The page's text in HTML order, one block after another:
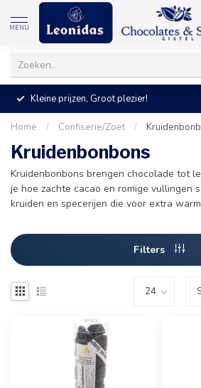
MENU
Kleine prijzen, Groot plezier!
Home / Confiserie/Zoet /
Kruidenbonbons
Kruidenbonbons brengen chocolade tot
je hoe zachte cacao en romige vullingen
kruiden en specerijen die voor extra
Filters